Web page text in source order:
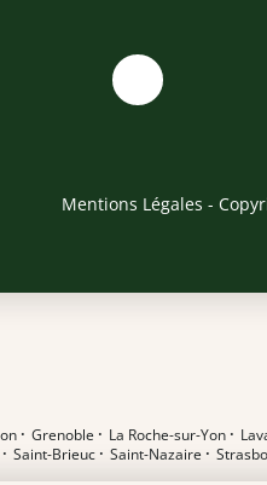
Mentions Légales -
· Grenoble · La Roche-sur-Yon ·
· Saint-Brieuc · Saint-Nazaire ·